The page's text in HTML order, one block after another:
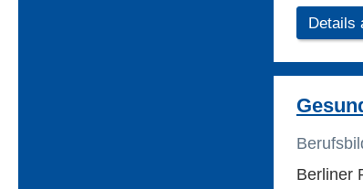
Details
Berliner